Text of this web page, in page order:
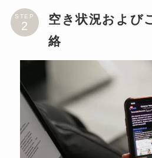
STEP
空き状況および
絡